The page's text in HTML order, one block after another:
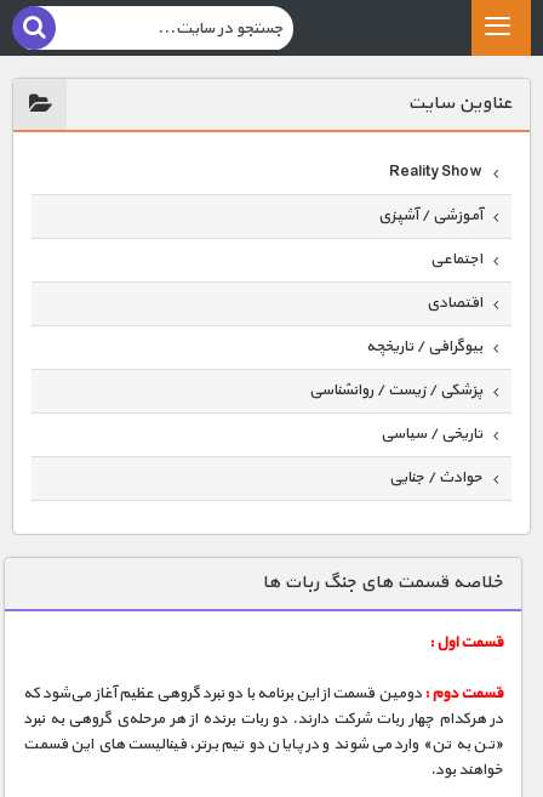
عناوين سايت
Reality Show
آموزشی / آشپزی
اجتماعی
اقتصادی
بیوگرافی / تاریخچه
پزشکی / زیست / روانشناسی
تاریخی / سیاسی
حوادث / جنایی
دنیای خوراکی ها
زمین شناسی / محیط زیست
سازه/ معماری/ مهندسی
سرگرمی
شناخت کودکان
طبیعت
خلاصه قسمت های جنگ ربات ها
قسمت اول :
قسمت دوم : دومین قسمت از این برنامه با دو نبرد گروهی عظیم آغاز می‌شود که
در هرکدام چهار ربات شرکت دارند. دو ربات برنده از هر مرحله‌ی گروهی به نبرد
«تن به تن» وارد می‌شوند و در پایان دو تیم برتر، فینالیست‌های این قسمت
خواهند بود.